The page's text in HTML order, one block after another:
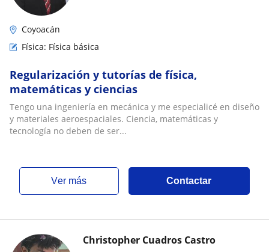
Coyoacán
Física: Física básica
Regularización y tutorías de física,
matemáticas y ciencias
Tengo una ingeniería en mecánica y me especialicé en diseño
y materiales aeroespaciales. Ciencia, matemáticas y
tecnología no deben de ser...
ver más Contactar
Christopher Cuadros Castro